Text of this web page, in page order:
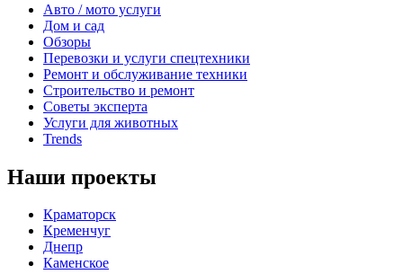
Авто / мото услуги
Дом и сад
Обзоры
Перевозки и услуги спецтехники
Ремонт и обслуживание техники
Строительство и ремонт
Советы эксперта
Услуги для животных
Trends
Наши проекты
Краматорск
Кременчуг
Днепр
Каменское